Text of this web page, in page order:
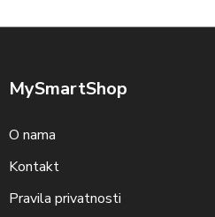
MySmartShop
O nama
Kontakt
Pravila privatnosti